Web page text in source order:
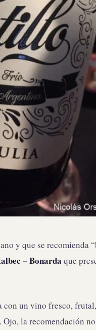
y que se recomienda
– Bonarda que
con un vino fresco,
la recomendación